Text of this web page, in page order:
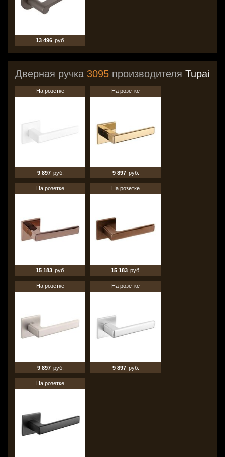
13 496 руб.
Дверная ручка 3095 производителя Tupai
На розетке
9 897 руб.
На розетке
9 897 руб.
На розетке
15 183 руб.
На розетке
15 183 руб.
На розетке
9 897 руб.
На розетке
9 897 руб.
На розетке